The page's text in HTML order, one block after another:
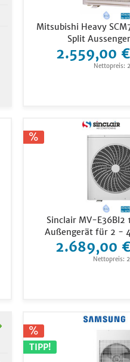
Mitsubishi Heavy
Split
2.559,00
Nettopreis:
Sinclair MV-
Außengerät für 2 -
2.689,00
Nettopreis:
TIPP!